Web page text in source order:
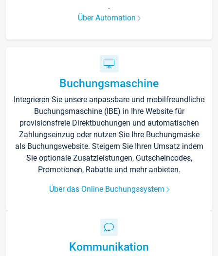
.
Über Automation
Buchungsmaschine
Integrieren Sie unsere anpassbare und mobilfreundliche
Buchungsmaschine (IBE) in Ihre Website für
provisionsfreie Direktbuchungen und automatischen
Zahlungseinzug oder nutzen Sie Ihre Buchungmaske
als Buchungswebsite. Steigern Sie Ihren Umsatz indem
Sie optionale Zusatzleistungen, Gutscheincodes,
Promotionen, Rabatte und mehr anbieten.
Über das Online Buchungssystem
Kommunikation